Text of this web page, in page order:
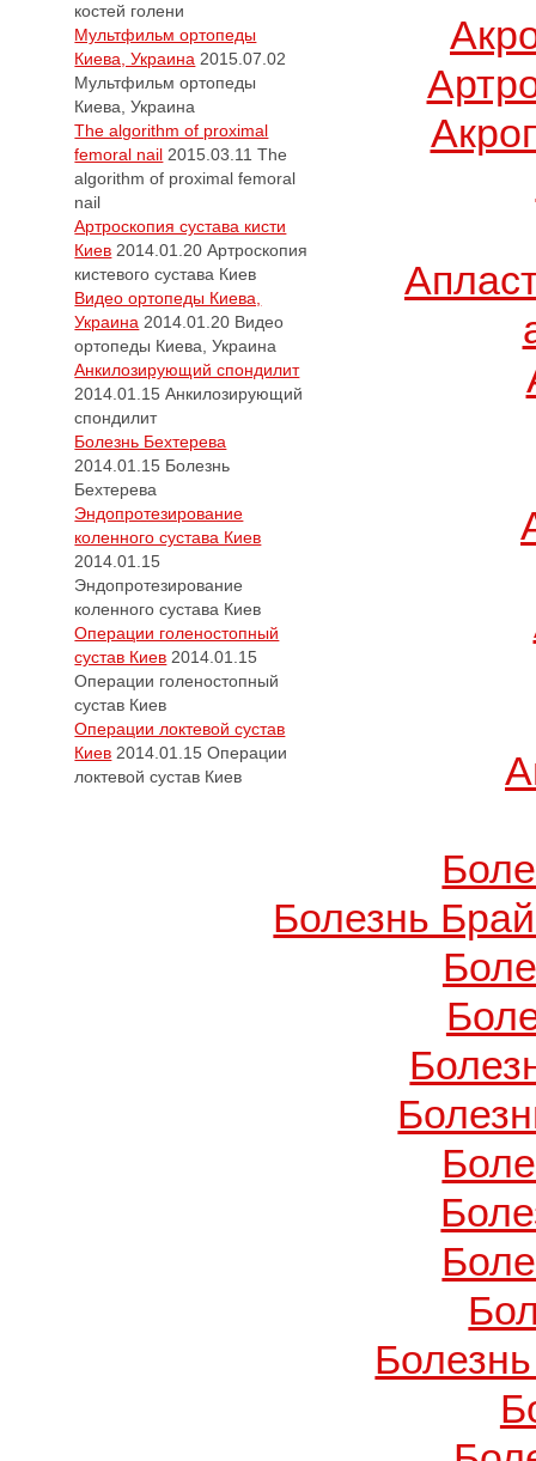
костей голени
Мультфильм ортопеды
Киева, Украина 2015.07.02
Мультфильм ортопеды
Киева, Украина
The algorithm of proximal
femoral nail 2015.03.11 The
algorithm of proximal femoral
nail
Артроскопия сустава кисти
Киев 2014.01.20 Артроскопия
кистевого сустава Киев
Видео ортопеды Киева,
Украина 2014.01.20 Видео
ортопеды Киева, Украина
Анкилозирующий спондилит
2014.01.15 Анкилозирующий
спондилит
Болезнь Бехтерева
2014.01.15 Болезнь
Бехтерева
Эндопротезирование
коленного сустава Киев
2014.01.15
Эндопротезирование
коленного сустава Киев
Операции голеностопный
сустав Киев 2014.01.15
Операции голеностопный
сустав Киев
Операции локтевой сустав
Киев 2014.01.15 Операции
локтевой сустав Киев
Болезнь